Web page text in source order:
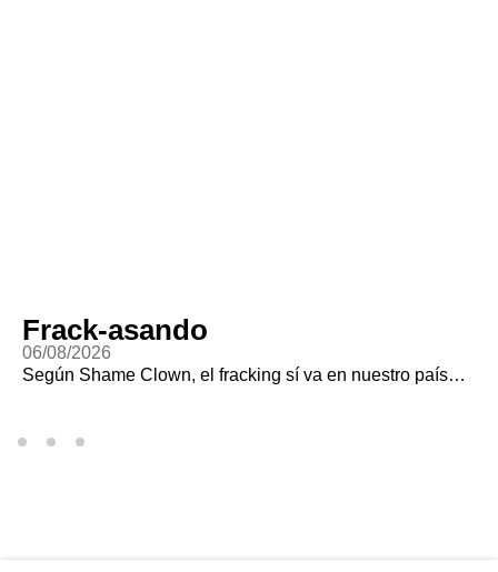
Frack-asando
06/08/2026
Según Shame Clown, el fracking sí va en nuestro país…